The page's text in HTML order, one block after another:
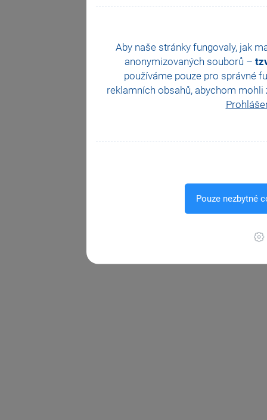
Aby naše stránky fungovaly, jak
anonymizovaných souborů –
používáme pouze pro správné
reklamních obsahů, abychom
Pouze nezbytné